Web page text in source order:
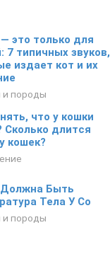
это только для
7 типичных звуков,
издает кот и их
и породы
что у кошки
Сколько длится
кошек?
Должна Быть
Тела У Со
и породы